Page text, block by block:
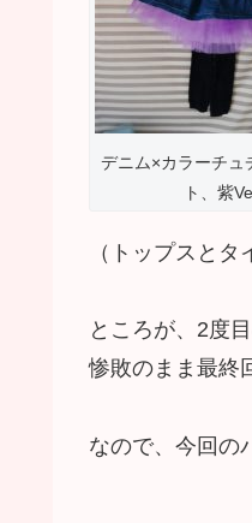
デニム×カラーチュ
ト、紫
（トップスとタ
ところが、2度
惨敗のまま最終
なので、今回の